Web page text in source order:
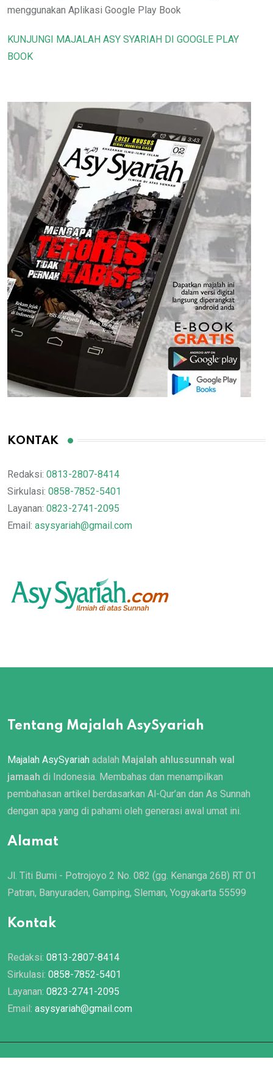
menggunakan Aplikasi Google Play Book
KUNJUNGI MAJALAH ASY SYARIAH DI GOOGLE PLAY
BOOK
KONTAK
Redaksi: 0813-2807-8414
Sirkulasi: 0858-7852-5401
Layanan: 0823-2741-2095
Email: asysyariah@gmail.com
Tentang Majalah AsySyariah
Majalah AsySyariah adalah Majalah ahlussunnah wal
jamaah di Indonesia. Membahas dan menampilkan
pembahasan artikel berdasarkan Al-Qur’an dan As Sunnah
dengan apa yang di pahami oleh generasi awal umat ini.
Alamat
Jl. Titi Bumi - Potrojoyo 2 No. 082 (gg. Kenanga 26B) RT 01
Patran, Banyuraden, Gamping, Sleman, Yogyakarta 55599
Kontak
Redaksi: 0813-2807-8414
Sirkulasi: 0858-7852-5401
Layanan: 0823-2741-2095
Email: asysyariah@gmail.com